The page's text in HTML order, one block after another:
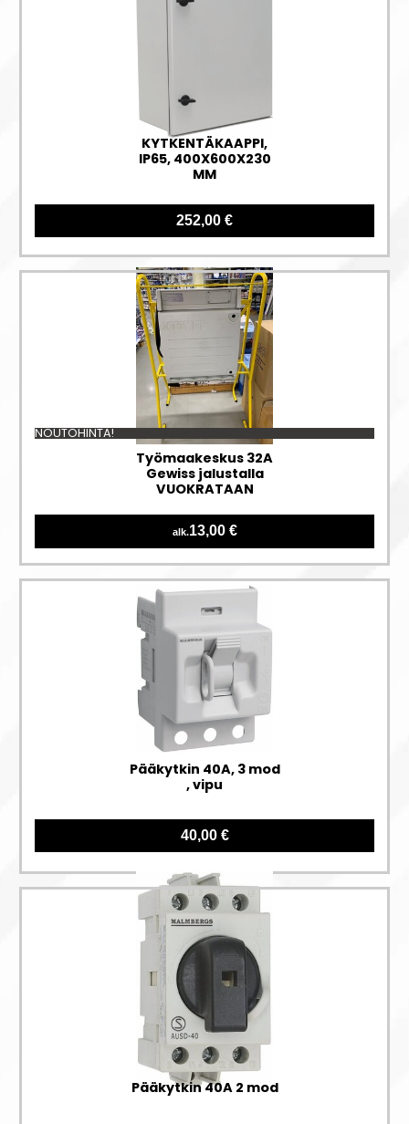
KYTKENTÄKAAPPI,
IP65, 400X600X230
MM
252,00 €
NOUTOHINTA!
Työmaakeskus 32A
Gewiss jalustalla
VUOKRATAAN
alk.13,00 €
Pääkytkin 40A, 3 mod
, vipu
40,00 €
Pääkytkin 40A 2 mod